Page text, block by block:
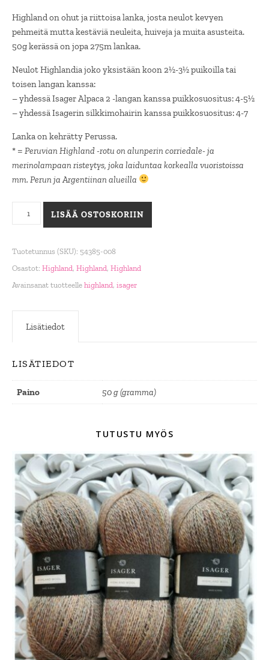
Highland on ohut ja riittoisa lanka, josta neulot kevyen
pehmeitä mutta kestäviä neuleita, huiveja ja muita asusteita.
50g kerässä on jopa 275m lankaa.
Neulot Highlandia joko yksistään koon 2½-3½ puikoilla tai
toisen langan kanssa:
– yhdessä Isager Alpaca 2 -langan kanssa puikkosuositus: 4-5½
– yhdessä Isagerin silkkimohairin kanssa puikkosuositus: 4-7
Lanka on kehrätty Perussa.
* = Peruvian Highland -rotu on alunperin corriedale- ja
merinolampaan risteytys, joka laiduntaa korkealla vuoristoissa
mm. Perun ja Argentiinan alueilla
Highland, Sand määrä
LISÄÄ OSTOSKORIIN
Tuotetunnus (SKU): 54385-008
Osastot: Highland, Highland, Highland
Avainsanat tuotteelle highland, isager
Lisätiedot
LISÄTIEDOT
Paino 50 g (gramma)
TUTUSTU MYÖS